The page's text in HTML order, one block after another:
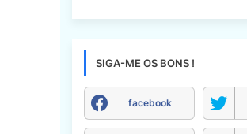
SIGA-ME OS BONS !
facebook